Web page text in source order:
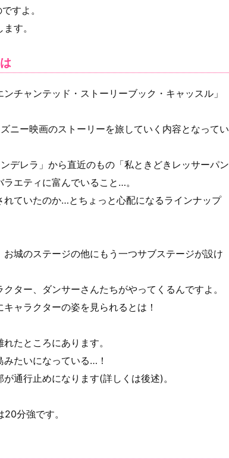
すよ。
す。
チャンテッド・ストーリーブック・キャッスル」
ニー映画のストーリーを旅していく内容となってい
デレラ」から直近のもの「私ときどきレッサーパン
エティに富んでいること…。
れていたのか…とちょっと心配になるラインナップ
城のステージの他にもう一つサブステージが設け
ター、ダンサーさんたちがやってくるんですよ。
ャラクターの姿を見られるとは！
たところにあります。
たいになっている…！
通行止めになります(詳しくは後述)。
分強です。